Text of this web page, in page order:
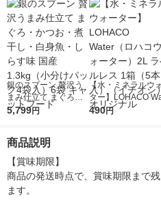
銀のスプーン 贅沢う
まみ仕立て まぐろ・
かつお・煮干し・白身
入）6袋 キャットフー
ド
5,799円
【水・ミネラルウ
ター】LOHACO
r（ロハコウォータ
490円
商品説明
【賞味期限】
商品の発送時点で、賞味期限まで
ます。